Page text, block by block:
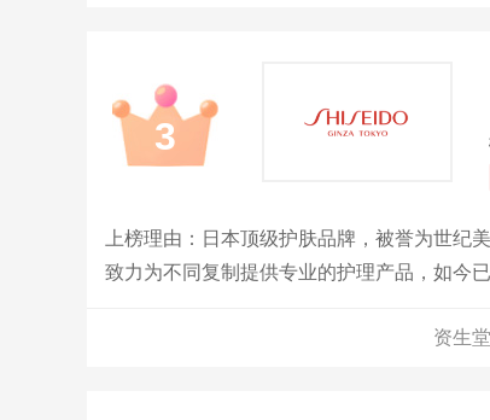
3
上榜理由：日本顶级护肤品牌，被誉为世纪
致力为不同复制提供专业的护理产品，如今
资生